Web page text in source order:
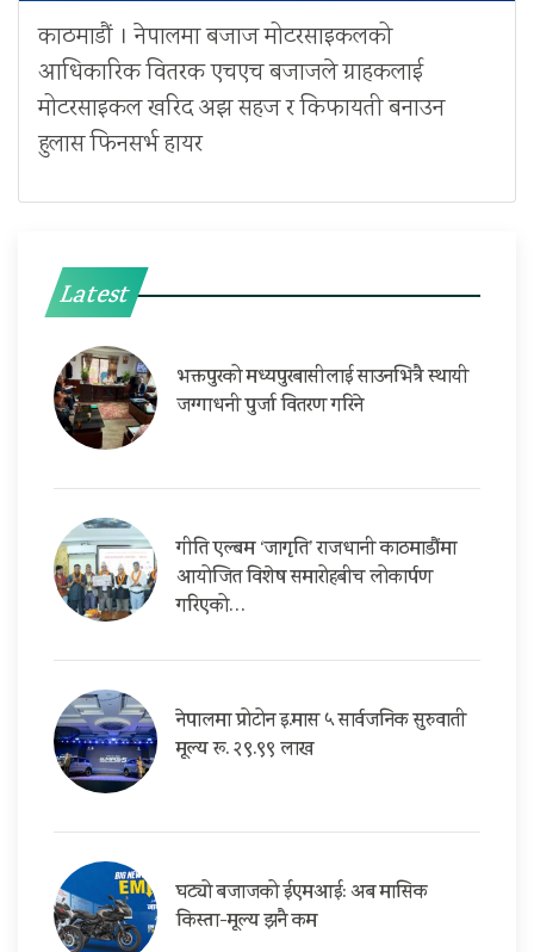
काठमाडौं । नेपालमा बजाज मोटरसाइकलको
आधिकारिक वितरक एचएच बजाजले ग्राहकलाई
मोटरसाइकल खरिद अझ सहज र किफायती बनाउन
हुलास फिनसर्भ हायर
Latest
भक्तपुरको मध्यपुरबासीलाई साउनभित्रै स्थायी
जग्गाधनी पुर्जा वितरण गरिने
गीति एल्बम ‘जागृति’ राजधानी काठमाडौंमा
आयोजित विशेष समारोहबीच लोकार्पण
गरिएको…
नेपालमा प्रोटोन इ.मास ५ सार्वजनिक सुरुवाती
मूल्य रू. २९.९९ लाख
घट्यो बजाजको ईएमआई: अब मासिक
किस्ता-मूल्य झनै कम